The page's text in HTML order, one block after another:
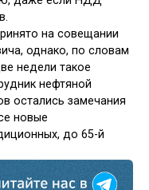
на совещании
однако, по словам
недели такое
нефтяной
остались замечания
новые
до 65-й